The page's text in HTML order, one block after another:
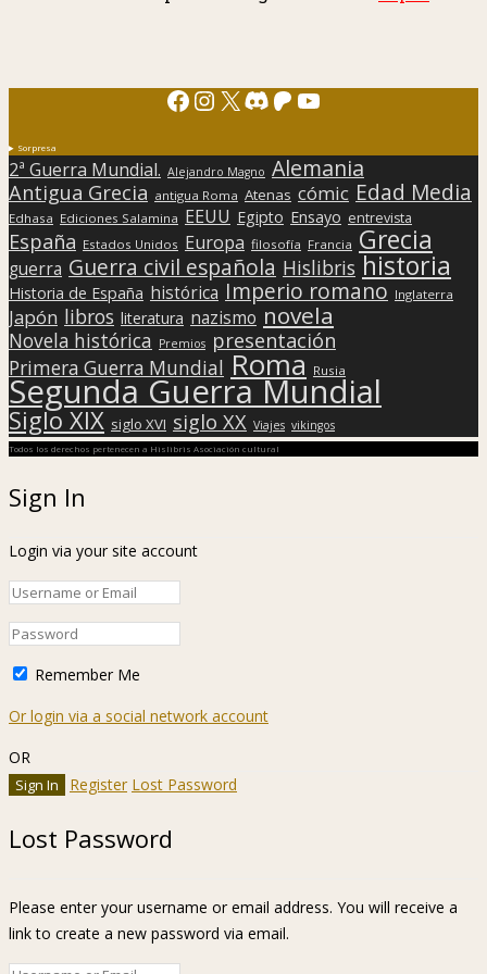
Facebook
Instagram
X Discord
Patreon
YouTube
Sorpresa
2ª Guerra Mundial. Alejandro Magno Alemania
Antigua Grecia antigua Roma Atenas cómic Edad Media
Edhasa Ediciones Salamina EEUU Egipto Ensayo entrevista
España Estados Unidos Europa filosofía Francia Grecia
guerra Guerra civil española Hislibris historia
Historia de España histórica Imperio romano Inglaterra
Japón libros literatura nazismo novela
Novela histórica Premios presentación
Primera Guerra Mundial Roma Rusia
Segunda Guerra Mundial
Siglo XIX siglo XVI siglo XX Viajes vikingos
Todos los derechos pertenecen a Hislibris Asociación cultural
Sign In
Login via your site account
Remember Me
Or login via a social network account
OR
Register Lost Password
Lost Password
Please enter your username or email address. You will receive a
link to create a new password via email.